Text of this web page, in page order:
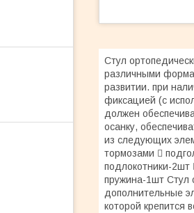
Стул
различными
развитии. при
фиксацией (с
должен
осанку,
из следующих
тормозами 
подлокотники-
пружина-1шт Стул
дополнительные
которой крепится